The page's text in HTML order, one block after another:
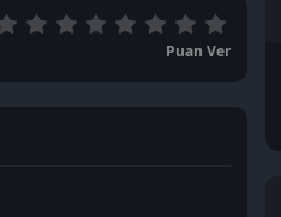
Puan Ver